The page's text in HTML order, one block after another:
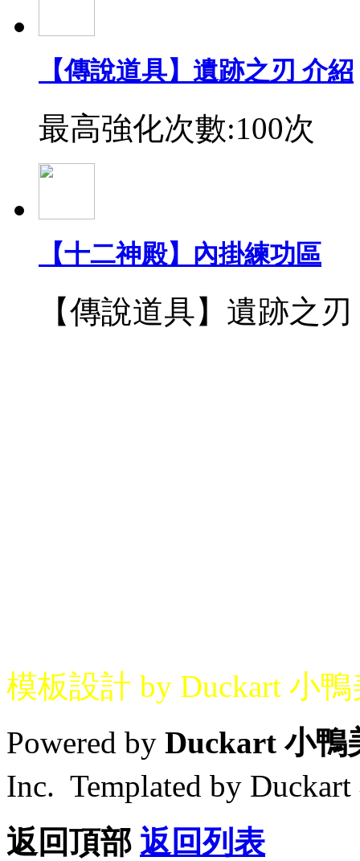
【傳說道具】遺跡之刃 介紹
最高強化次數:100次
【十二神殿】內掛練功區
【傳說道具】遺跡之
模板設計 by Duckart 小
Powered by Duckart 小鴨
Inc. Templated by
返回頂部 返回列表